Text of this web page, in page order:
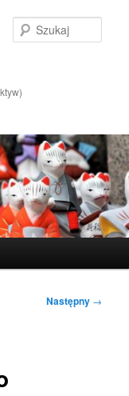
Następny →